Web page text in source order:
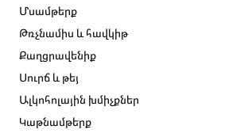
Մսամթերք
Թռչնամիս և հավկիթ
Քաղցրավենիք
Սուրճ և թեյ
Ալկոհոլային խմիչքներ
Կաթնամթերք